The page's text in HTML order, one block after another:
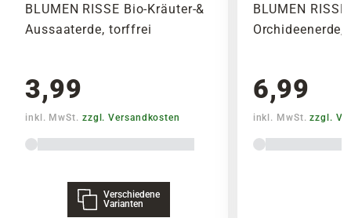
BLUMEN RISSE Bio-Kräuter-&
Aussaaterde, torffrei
3,99
inkl. MwSt. zzgl. Versandkosten
Verschiedene
Varianten
BLUMEN
6,99
inkl. MwSt.zzgl.